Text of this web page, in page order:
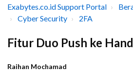
Exabytes.co.id Support Portal
Cyber Security
2FA
Fitur Duo Push ke
Raihan Mochamad